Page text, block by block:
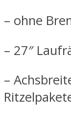
– ohne
– 27″
–